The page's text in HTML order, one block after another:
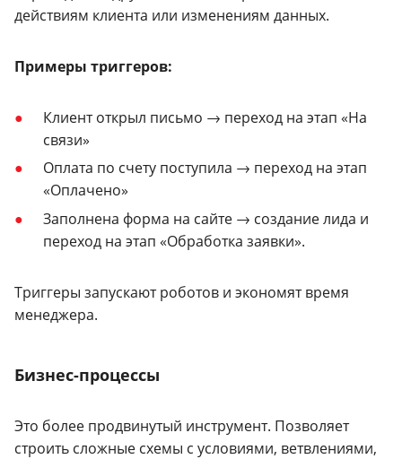
действиям клиента или изменениям данных.
Примеры триггеров:
Клиент открыл письмо → переход на этап «На
связи»
Оплата по счету поступила → переход на этап
«Оплачено»
Заполнена форма на сайте → создание лида и
переход на этап «Обработка заявки».
Триггеры запускают роботов и экономят время
менеджера.
Бизнес-процессы
Это более продвинутый инструмент. Позволяет
строить сложные схемы с условиями, ветвлениями,